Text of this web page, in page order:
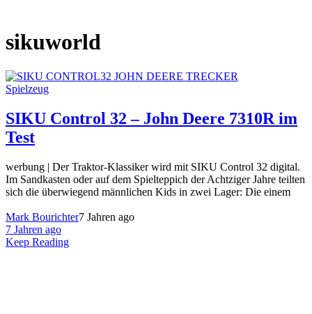
sikuworld
Spielzeug
SIKU Control 32 – John Deere 7310R im
Test
werbung | Der Traktor-Klassiker wird mit SIKU Control 32 digital.
Im Sandkasten oder auf dem Spielteppich der Achtziger Jahre teilten
sich die überwiegend männlichen Kids in zwei Lager: Die einem
Mark Bourichter7 Jahren ago
7 Jahren ago
Keep Reading